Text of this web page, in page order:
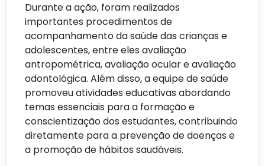
Durante a ação, foram realizados
importantes procedimentos de
acompanhamento da saúde das crianças e
adolescentes, entre eles avaliação
antropométrica, avaliação ocular e avaliação
odontológica. Além disso, a equipe de saúde
promoveu atividades educativas abordando
temas essenciais para a formação e
conscientização dos estudantes, contribuindo
diretamente para a prevenção de doenças e
a promoção de hábitos saudáveis.